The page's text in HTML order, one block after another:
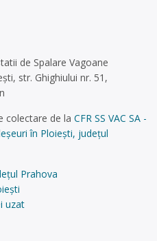
de Spalare Vagoane
str. Ghighiului nr. 51,
colectare de la CFR SS VAC SA -
în Ploiești, județul
Prahova
uzat